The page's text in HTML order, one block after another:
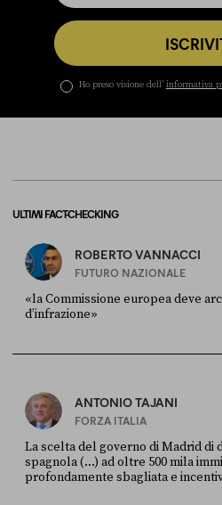
Ho preso visione dell’ informativa
ULTIMI FACT-CHECKING
ROBERTO VANNACCI
FUTURO NAZIONALE
«la Commissione europea deve
d’infrazione»
ANTONIO TAJANI
FORZA ITALIA
La scelta del governo di Madrid di
spagnola (...) ad oltre 500 mila
profondamente sbagliata e